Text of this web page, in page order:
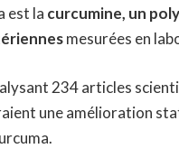
est la curcumine, un
mesurées en
234 articles
une amélioration